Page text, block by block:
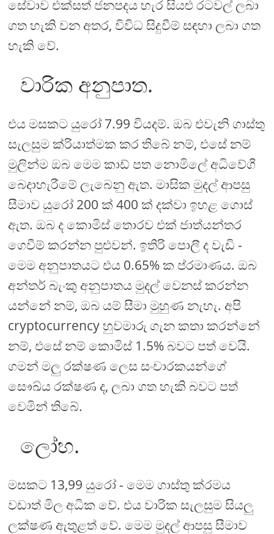
සේවාව එක්සත් ජනපදය හැර සියළු රටවල් ලබා
ගත හැකි වන අතර, විවිධ සිදුවීම් සඳහා ලබා ගත
හැකි වේ.
වාරික අනුපාත.
එය මසකට යුරෝ 7.99 වියදම්. ඔබ එවැනි ගාස්තු
සැලසුම ක්රියාත්මක කර තිබේ නම්, එසේ නම්
මුලින්ම ඔබ මෙම කාඩ් පත නොමිලේ අධිවේගී
බෙදාහැරීමේ ලැබෙනු ඇත. මාසික මුදල් ආපසු
සීමාව යුරෝ 200 ක් 400 ක් දක්වා ඉහළ ගොස්
ඇත. ඔබ ද කොමිස් තොරව එක් ජාත්යන්තර
ගෙවීම් කරන්න පුළුවන්. ඉතිරි පොලී ද වැඩි -
මෙම අනුපාතයට එය 0.65% ක ප්රමාණය. ඔබ
අන්තර් බැංකු අනුපාතය මුදල් වෙනස් කරන්න
යන්නේ නම්, ඔබ යම් සීමා මුහුණ නැහැ. අපි
cryptocurrency හුවමාරු ගැන කතා කරන්නේ
නම්, එසේ නම් කොමිස් 1.5% බවට පත් වෙයි.
ගමන් මලු රක්ෂණ ලෙස සංචාරකයන්ගේ
සෞඛ්ය රක්ෂණ ද, ලබා ගත හැකි බවට පත්
වෙමින් තිබේ.
ලෝහ.
මසකට 13,99 යුරෝ - මෙම ගාස්තු ක්රමය
වඩාත් මිල අධික වේ. එය වාරික සැලසුම සියලු
ලක්ෂණ ඇතුළත් වේ. මෙම මුදල් ආපසු සීමාව